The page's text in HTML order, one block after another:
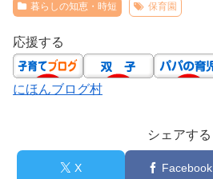
暮らしの知恵・時短 保育園
応援する
にほんブログ村
シェアする
X Facebook